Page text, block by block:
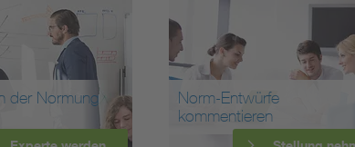
der Normung
Norm-Entwürfe
kommentieren